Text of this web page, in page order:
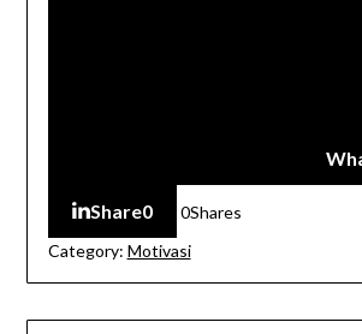
Share0 0Shares
Category: Motivasi